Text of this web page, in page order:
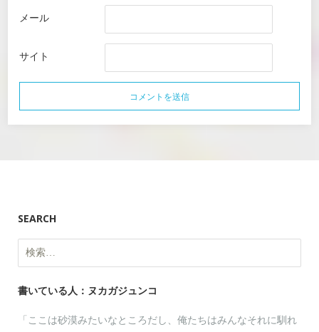
メール
サイト
SEARCH
検
索:
書いている人：ヌカガジュンコ
「ここは砂漠みたいなところだし、俺たちはみんなそれに馴れ